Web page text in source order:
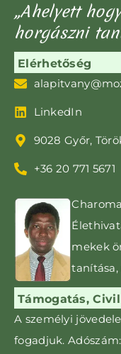
„Ahelyett
horgászni
Elérhetőség
LinkedIn
9028 Győr,
+36 20 771 5671
mekek
tanítása,
Támogatás, Civil
A személyi
fogadjuk. Adószám: